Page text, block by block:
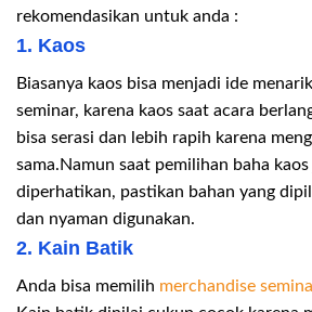
rekomendasikan untuk anda :
1. Kaos
Biasanya kaos bisa menjadi ide
seminar, karena kaos saat acara
bisa serasi dan lebih rapih karena
sama.Namun saat pemilihan baha
diperhatikan, pastikan bahan yang
dan nyaman digunakan.
2. Kain Batik
Anda bisa memilih merchandise